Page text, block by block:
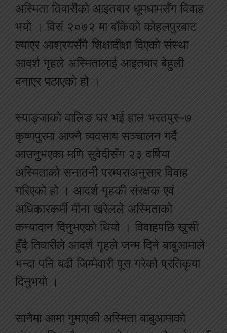
अस्मिता तिवारीको आइतबार धूमधामसँग विवाह
भयो । विसं २०७२ मा बाँकेको कोहलपुरबाट
ल्याएर आश्रयसँगै शिक्षादीक्षा दिएको संस्था
आदर्श गृहले अस्मितालाई आइतबार बेहुली
बनाएर पठाएको हो ।
स्याङ्जाको वालिङ घर भई हाल भरतपुर–७
कृष्णपुरमा आफ्नै व्यवसाय सञ्चालन गर्दै
आउनुभएका मणि सुवेदीसँग २३ वर्षिया
अस्मिताको सनातनी परम्पराअनुसार विवाह
गरिएको हो । आदर्श गृहकी संरक्षक एवं
अधिकारकर्मी मीना खरेलले अस्मिताको
कन्यादान दिनुभएको थियो । विवाहपछि खुसी
हुँदै तिवारीले आदर्श गृहले जन्म दिने बाबुआमाले
भन्दा पनि बढी जिम्मेवारी पूरा गरेको प्रतिकृया
दिनुभयो ।
सानैमा आमा गुमाएकी अस्मिता बाबुआमाको